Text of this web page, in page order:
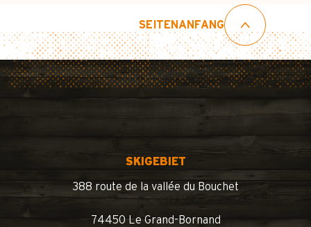
SEITENANFANG
SKIGEBIET
388 route de la vallée du Bouchet
74450 Le Grand-Bornand